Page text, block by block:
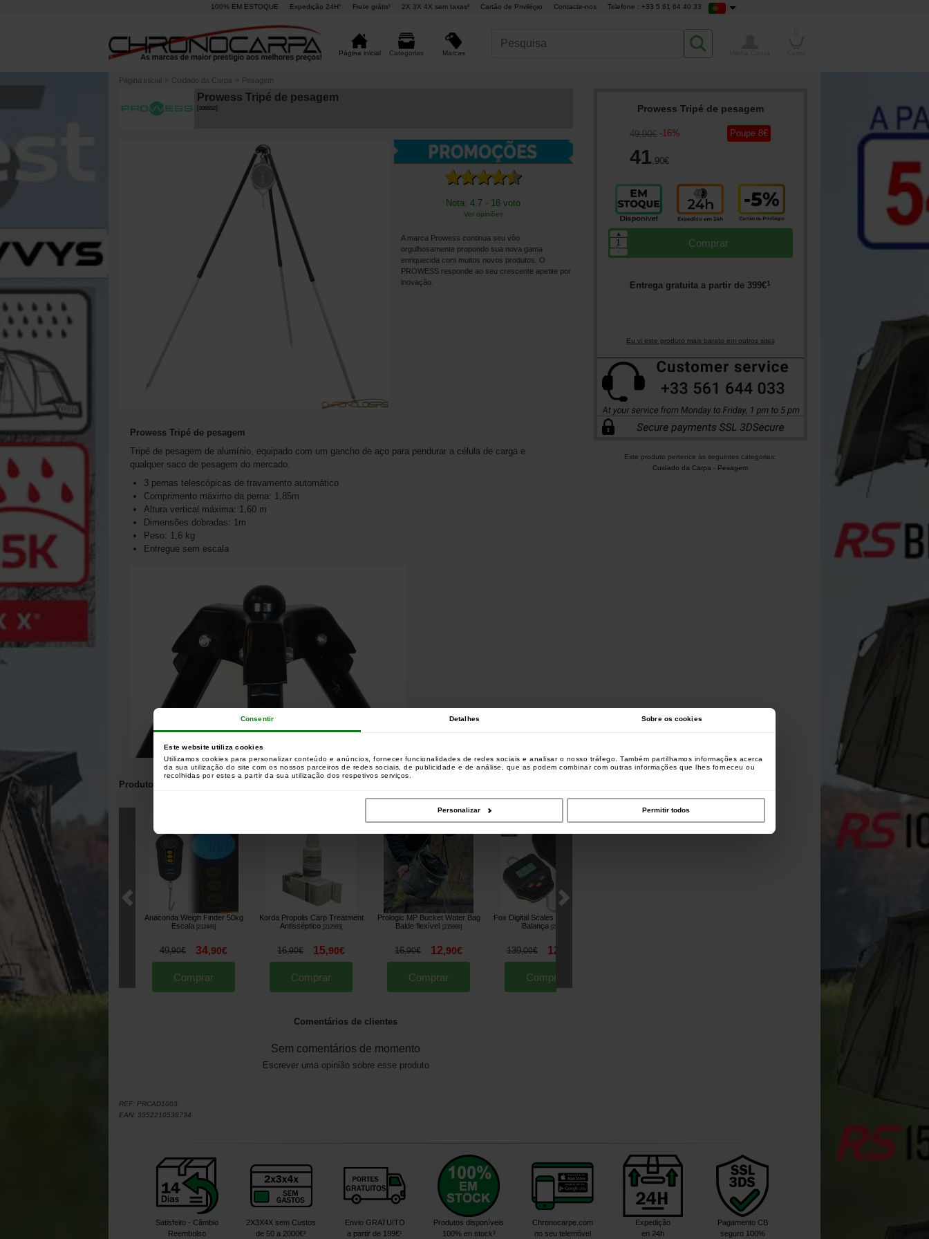
Consentir Detalhes Sobre os cookies
Este website utiliza cookies
Utilizamos cookies para personalizar conteúdo e anúncios, fornecer funcionalidades de redes sociais e analisar o nosso tráfego. Também partilhamos informações acerca
da sua utilização do site com os nossos parceiros de redes sociais, de publicidade e de análise, que as podem combinar com outras informações que lhes forneceu ou
recolhidas por estes a partir da sua utilização dos respetivos serviços.
Personalizar Permitir todos
100% EM ESTOQUE Expedição 24H° Frete grátis¹ 2X 3X 4X sem taxas² Cartão de Privilégio Contacte-nos Telefone : +33 5 61 64 40 33
Página inicial Categorias Marcas
Página inicial » Cuidado da Carpa » Pesagem
Prowess Tripé de pesagem
205552]
Nota: 4.7 - 18 voto
Ver opiniões
A marca Prowess continua seu vôo
orgulhosamente propondo sua nova gama
enriquecida com muitos novos produtos. O
PROWESS responde ao seu crescente apetite por
inovação.
Prowess Tripé de pesagem
49,90€ -16%
41,90€
Poupe 8€
Comprar
▲
Entrega gratuita a partir de 399€1
Eu vi este produto mais barato em outros sites
Este produto pertence às seguintes categorias:
Cuidado da Carpa - Pesagem
Prowess Tripé de pesagem
Tripé de pesagem de alumínio, equipado com um gancho de aço para pendurar a célula de carga e
qualquer saco de pesagem do mercado.
3 pernas telescópicas de travamento automático
Comprimento máximo da perna: 1,85m
Altura vertical máxima: 1,60 m
Dimensões dobradas: 1m
Peso: 1,6 kg
Entregue sem escala
Produtos relacionados com este artigo:
Clientes que compraram este produto também compraram :
Anaconda Weigh Finder 50kg
Escala [212446]
49,90€ 34,90€
Comprar
Korda Propolis Carp Treatment
Antisséptico [212565]
16,90€ 15,90€
Comprar
Prologic MP Bucket Water Bag
Balde flexível
215668]
16,90€ 12,90€
Comprar
Fox Digital Scales & Case 60kg
Balança [212440
139,00€ 129
Comprar
94
Comentários de clientes
Sem comentários de momento
Escrever uma opinião sobre esse produto
REF: PRCAD1003
EAN: 3352210538734
Satisfeito - Câmbio
Reembolso
2X3X4X sem Custos
de 50 a 2000€²
Envio GRATUITO
a partir de 199€¹
Produtos disponíveis
100% en stock³
Chronocarpe.com
no seu telemóvel
Expedição
en 24h
Pagamento CB
seguro 100%